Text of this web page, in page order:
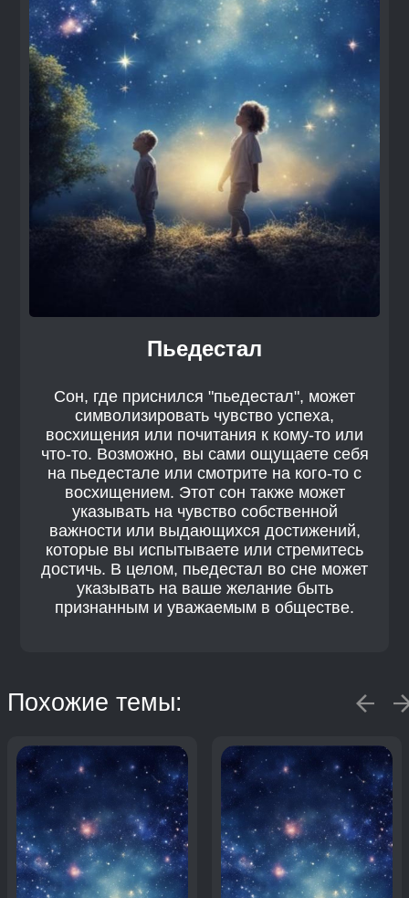
Пьедестал
Сон, где приснился "пьедестал", может
символизировать чувство успеха,
восхищения или почитания к кому-то или
что-то. Возможно, вы сами ощущаете себя
на пьедестале или смотрите на кого-то с
восхищением. Этот сон также может
указывать на чувство собственной
важности или выдающихся достижений,
которые вы испытываете или стремитесь
достичь. В целом, пьедестал во сне может
указывать на ваше желание быть
признанным и уважаемым в обществе.
Похожие темы: